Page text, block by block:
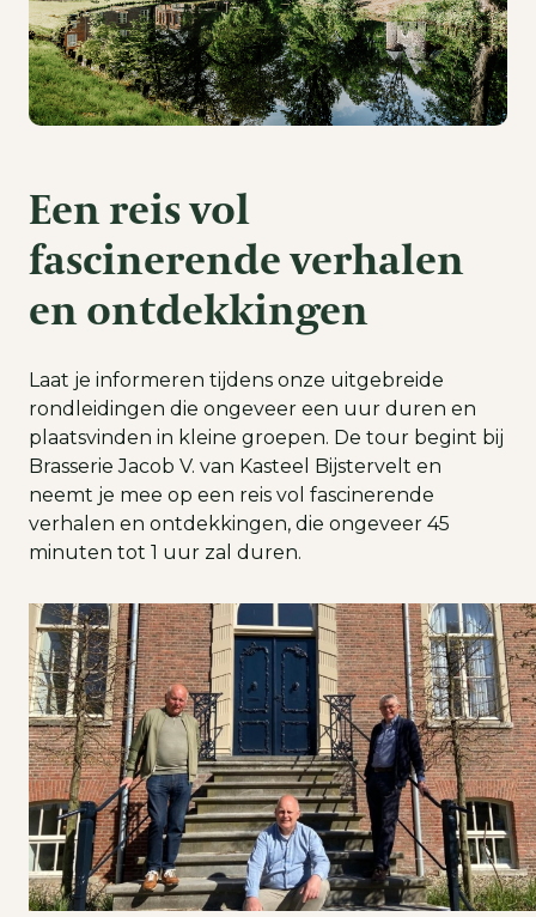
Een reis vol
fascinerende verhalen
en ontdekkingen
Laat je informeren tijdens onze uitgebreide
rondleidingen die ongeveer een uur duren en
plaatsvinden in kleine groepen. De tour begint bij
Brasserie Jacob V. van Kasteel Bijstervelt en
neemt je mee op een reis vol fascinerende
verhalen en ontdekkingen, die ongeveer 45
minuten tot 1 uur zal duren.